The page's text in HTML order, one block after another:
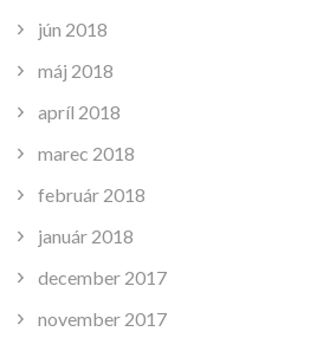
jún 2018
máj 2018
apríl 2018
marec 2018
február 2018
január 2018
december 2017
november 2017